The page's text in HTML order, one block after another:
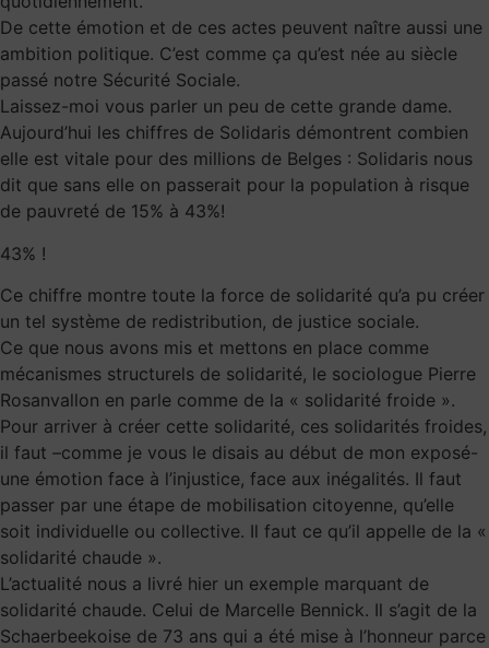
De cette émotion et de ces actes peuvent naître aussi une
ambition politique. C’est comme ça qu’est née au siècle
passé notre Sécurité Sociale.
Laissez-moi vous parler un peu de cette grande dame.
Aujourd’hui les chiffres de Solidaris démontrent combien
elle est vitale pour des millions de Belges : Solidaris nous
dit que sans elle on passerait pour la population à risque
de pauvreté de 15% à 43%!
43% !
Ce chiffre montre toute la force de solidarité qu’a pu créer
un tel système de redistribution, de justice sociale.
Ce que nous avons mis et mettons en place comme
mécanismes structurels de solidarité, le sociologue Pierre
Rosanvallon en parle comme de la « solidarité froide ».
Pour arriver à créer cette solidarité, ces solidarités froides,
il faut –comme je vous le disais au début de mon exposé-
une émotion face à l’injustice, face aux inégalités. Il faut
passer par une étape de mobilisation citoyenne, qu’elle
soit individuelle ou collective. Il faut ce qu’il appelle de la «
solidarité chaude ».
L’actualité nous a livré hier un exemple marquant de
solidarité chaude. Celui de Marcelle Bennick. Il s’agit de la
Schaerbeekoise de 73 ans qui a été mise à l’honneur parce